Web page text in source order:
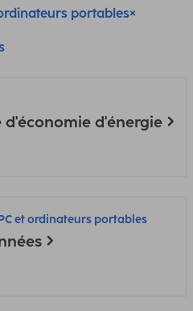
portables
d'énergie
et ordinateurs portables